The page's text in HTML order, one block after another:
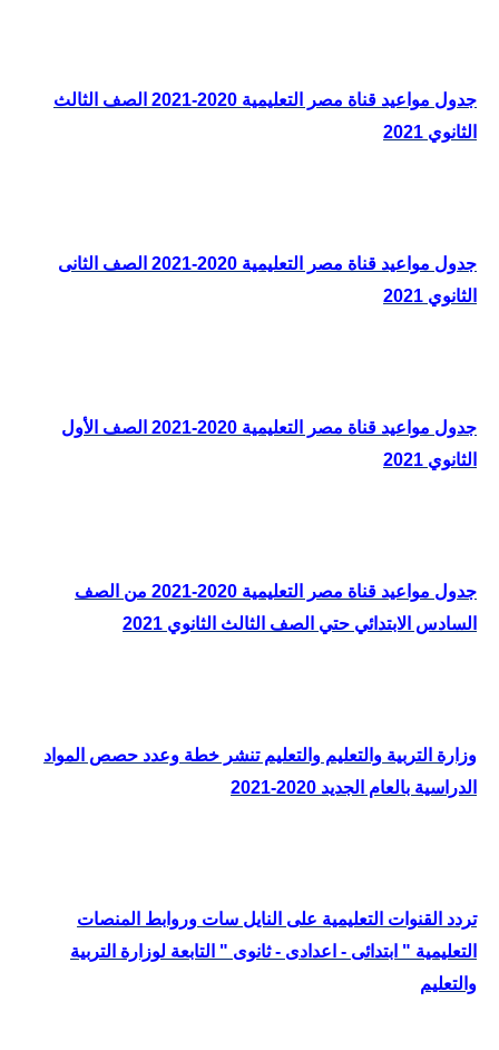
جدول مواعيد قناة مصر التعليمية 2020-2021 الصف الثالث
الثانوي 2021
جدول مواعيد قناة مصر التعليمية 2020-2021 الصف الثانى
الثانوي 2021
جدول مواعيد قناة مصر التعليمية 2020-2021 الصف الأول
الثانوي 2021
جدول مواعيد قناة مصر التعليمية 2020-2021 من الصف
السادس الابتدائي حتي الصف الثالث الثانوي 2021
وزارة التربية والتعليم والتعليم تنشر خطة وعدد حصص المواد
الدراسية بالعام الجديد 2020-2021
تردد القنوات التعليمية على النايل سات وروابط المنصات
التعليمية " ابتدائى - اعدادى - ثانوى " التابعة لوزارة التربية
والتعليم